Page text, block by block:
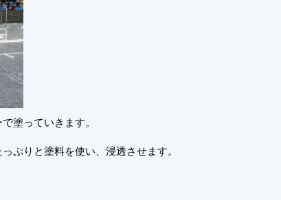
塗っていきます。
ぷりと塗料を使い、浸透させます。